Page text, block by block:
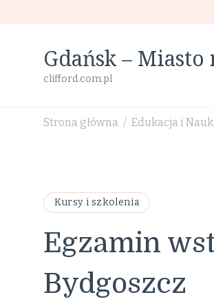
Gdańsk –
clifford.com.pl
Strona główna / Edukacja i
Kursy i szkolenia
Egzamin
Bydgoszcz